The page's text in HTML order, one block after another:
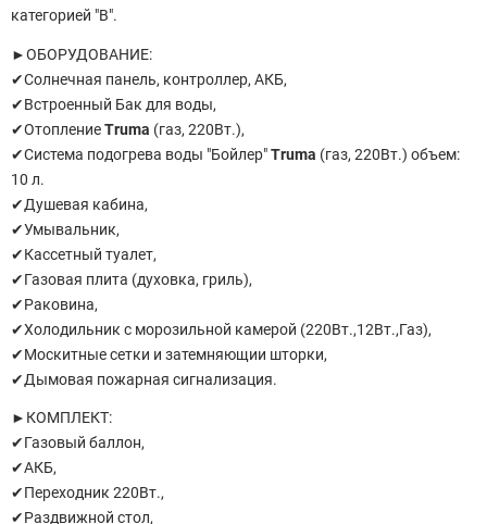
категорией "В".
►ОБОРУДОВАНИЕ:
✔Солнечная панель, контроллер, АКБ,
✔Встроенный Бак для воды,
✔ОтоплениеTruma (газ, 220Вт.),
✔Система подогрева воды "Бойлер"Truma (газ, 220Вт.) объем:
10 л.
✔Душевая кабина,
✔Умывальник,
✔Кассетный туалет,
✔Газовая плита (духовка, гриль),
✔Раковина,
✔Холодильник с морозильной камерой (220Вт.,12Вт.,Газ),
✔Москитные сетки и затемняющии шторки,
✔Дымовая пожарная сигнализация.
►КОМПЛЕКТ:
✔Газовый баллон,
✔АКБ,
✔Переходник 220Вт.,
✔Раздвижной стол,